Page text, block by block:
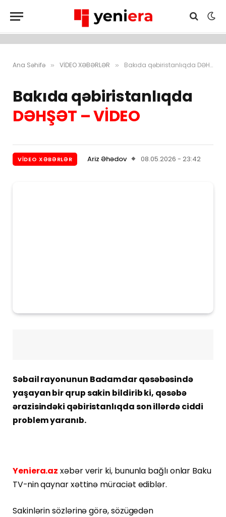
Ana Səhifə » VİDEO XƏBƏRLƏR » Bakıda qəbiristanlıqda DƏHŞƏT – VİDEO
Bakıda qəbiristanlıqda
DƏHŞƏT – VİDEO
VİDEO XƏBƏRLƏR Ariz Əhədov 08.05.2026 - 23:42
Səbail rayonunun Badamdar qəsəbəsində
yaşayan bir qrup sakin bildirib ki, qəsəbə
ərazisindəki qəbiristanlıqda son illərdə ciddi
problem yaranıb.
Yeniera.az xəbər verir ki, bununla bağlı onlar Baku
TV-nin qaynar xəttinə müraciət ediblər.
Sakinlərin sözlərinə görə, sözügedən